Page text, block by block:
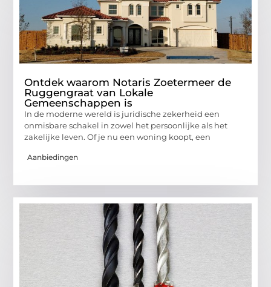
Ontdek waarom Notaris Zoetermeer de
Ruggengraat van Lokale
Gemeenschappen is
In de moderne wereld is juridische zekerheid een
onmisbare schakel in zowel het persoonlijke als het
zakelijke leven. Of je nu een woning koopt, een
Aanbiedingen